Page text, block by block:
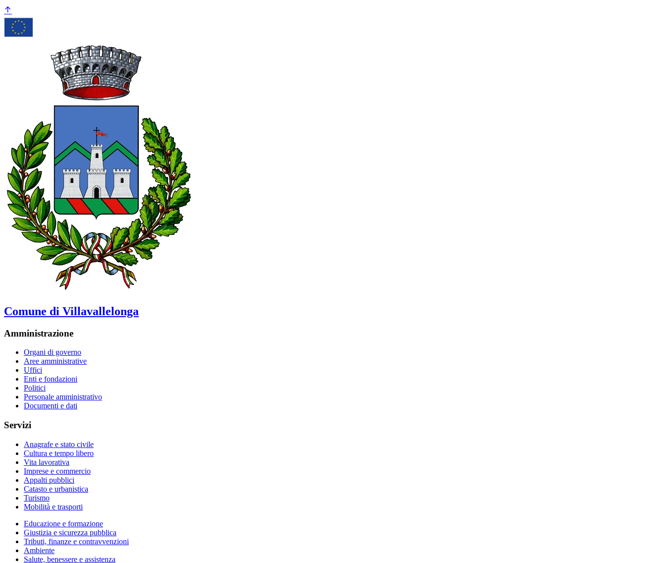
Comune di Villavallelonga
Amministrazione
Organi di governo
Aree amministrative
Uffici
Enti e fondazioni
Politici
Personale amministrativo
Documenti e dati
Servizi
Anagrafe e stato civile
Cultura e tempo libero
Vita lavorativa
Imprese e commercio
Appalti pubblici
Catasto e urbanistica
Turismo
Mobilità e trasporti
Educazione e formazione
Giustizia e sicurezza pubblica
Tributi, finanze e contravvenzioni
Ambiente
Salute, benessere e assistenza